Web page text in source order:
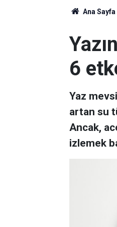
Ana Sayfa
6
Yaz
artan su
Ancak,
izlemek